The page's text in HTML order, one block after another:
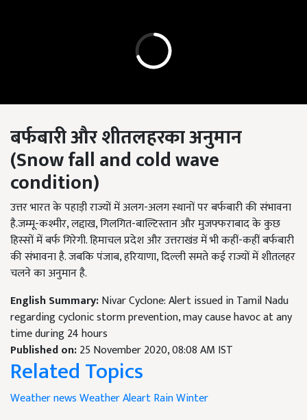
बर्फबारी और शीतलहरका अनुमान
(Snow fall and cold wave
condition)
उत्तर भारत के पहाड़ी राज्यों में अलग-अलग स्थानों पर बर्फबारी की संभावना
है.जम्मू-कश्मीर, लद्दाख, गिलगित-बाल्टिस्तान और मुजफ्फराबाद के कुछ
हिस्सों में बर्फ गिरेगी. हिमाचल प्रदेश और उत्तराखंड में भी कहीं-कहीं बर्फबारी
की संभावना है. जबकि पंजाब, हरियाणा, दिल्ली समते कई राज्यों में शीतलहर
चलने का अनुमान है.
English Summary:Nivar Cyclone: ​​Alert issued in Tamil Nadu
regarding cyclonic storm prevention, may cause havoc at any
time during 24 hours
Published on:25 November 2020, 08:08 AM IST
Related Topics
Weather newsWeather AleartRainWinter